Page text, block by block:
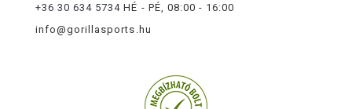
+36 30 634 5734 HÉ - PÉ, 08:00 - 16:00
info@gorillasports.hu